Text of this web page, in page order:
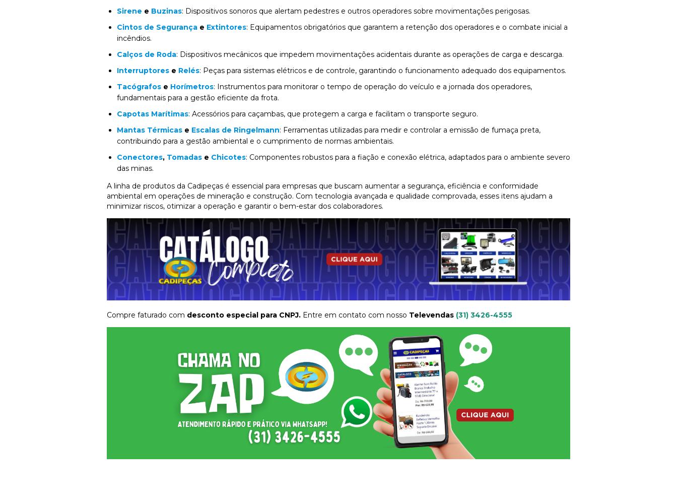
Sirene e Buzinas: Dispositivos sonoros que alertam pedestres e outros operadores sobre movimentações perigosas.
Cintos de Segurança e Extintores: Equipamentos obrigatórios que garantem a retenção dos operadores e o combate inicial a
incêndios.
Calços de Roda: Dispositivos mecânicos que impedem movimentações acidentais durante as operações de carga e descarga.
Interruptores e Relés: Peças para sistemas elétricos e de controle, garantindo o funcionamento adequado dos equipamentos.
Tacógrafos e Horímetros: Instrumentos para monitorar o tempo de operação do veículo e a jornada dos operadores,
fundamentais para a gestão eficiente da frota.
Capotas Marítimas: Acessórios para caçambas, que protegem a carga e facilitam o transporte seguro.
Mantas Térmicas e Escalas de Ringelmann: Ferramentas utilizadas para medir e controlar a emissão de fumaça preta,
contribuindo para a gestão ambiental e o cumprimento de normas ambientais.
Conectores, Tomadas e Chicotes: Componentes robustos para a fiação e conexão elétrica, adaptados para o ambiente severo
das minas.
A linha de produtos da Cadipeças é essencial para empresas que buscam aumentar a segurança, eficiência e conformidade
ambiental em operações de mineração e construção. Com tecnologia avançada e qualidade comprovada, esses itens ajudam a
minimizar riscos, otimizar a operação e garantir o bem-estar dos colaboradores.
Compre faturado com desconto especial para CNPJ. Entre em contato com nosso Televendas (31) 3426-4555